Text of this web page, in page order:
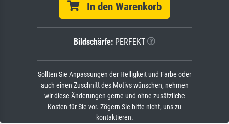
In den Warenkorb
Bildschärfe: PERFEKT
Sollten Sie Anpassungen der Helligkeit und Farbe oder
auch einen Zuschnitt des Motivs wünschen, nehmen
wir diese Änderungen gerne und ohne zusätzliche
Kosten für Sie vor. Zögern Sie bitte nicht, uns zu
kontaktieren.